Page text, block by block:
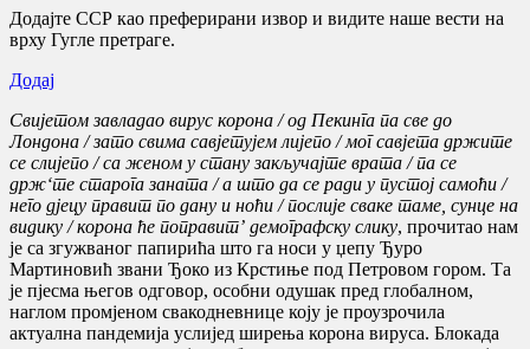
Додајте ССР као преферирани извор и видите наше вести на
врху Гугле претраге.
Додај
Свијетом завладао вирус корона / од Пекинга па све до
Лондона / зато свима савјетујем лијепо / мог савјета држите
се слијепо / са женом у стану закључајте врата / па се
држ‘те старога заната / а што да се ради у пустој самоћи /
него дјецу правит по дану и ноћи / послије сваке таме, сунце на
видику / корона ће поправит’ демографску слику, прочитао нам
је са згужваног папирића што га носи у џепу Ђуро
Мартиновић звани Ђоко из Крстиње под Петровом гором. Та
је пјесма његов одговор, особни одушак пред глобалном,
наглом промјеном свакодневнице коју је проузрочила
актуална пандемија услијед ширења корона вируса. Блокада